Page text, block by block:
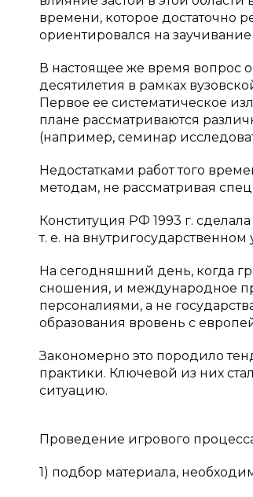
времени, которое достаточно
ориентировался на
В настоящее же время вопрос
десятилетия в рамках
Первое ее систематическое
плане рассматриваются
(например, семинар
Недостатками работ того
методам, не рассматривая
Конституция РФ 1993 г.
т. е. на внутригосударственном
На сегодняшний день, когда
сношения, и международное
персоналиями, а не
образования вровень с
Закономерно это породило
практики. Ключевой из них
ситуацию.
Проведение игрового процесса
1) подбор материала,